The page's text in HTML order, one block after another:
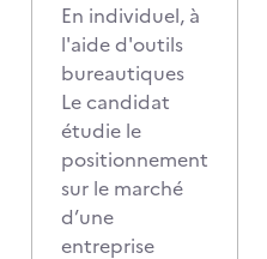
En individuel, à
l'aide d'outils
bureautiques
Le candidat
étudie le
positionnement
sur le marché
d’une
entreprise